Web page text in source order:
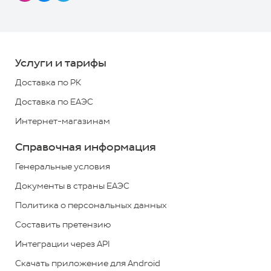
*
+7
(727)
313
2779
*звонок
РК
бесплатный
связь
Услуги и тарифы
Доставка по РК
Доставка по ЕАЭС
Интернет-магазинам
Справочная информация
Генеральные условия
Документы в страны ЕАЭС
Политика о персональных данных
Составить претензию
Интеграции через API
Скачать приложение для Android